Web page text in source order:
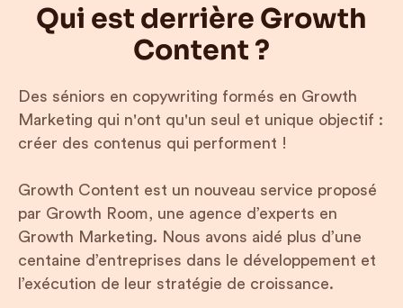
Qui est derrière Growth
Content ?
Des séniors en copywriting formés en Growth
Marketing qui n'ont qu'un seul et unique objectif :
créer des contenus qui performent !
Growth Content est un nouveau service proposé
par Growth Room, une agence d’experts en
Growth Marketing. Nous avons aidé plus d’une
centaine d’entreprises dans le développement et
l’exécution de leur stratégie de croissance.